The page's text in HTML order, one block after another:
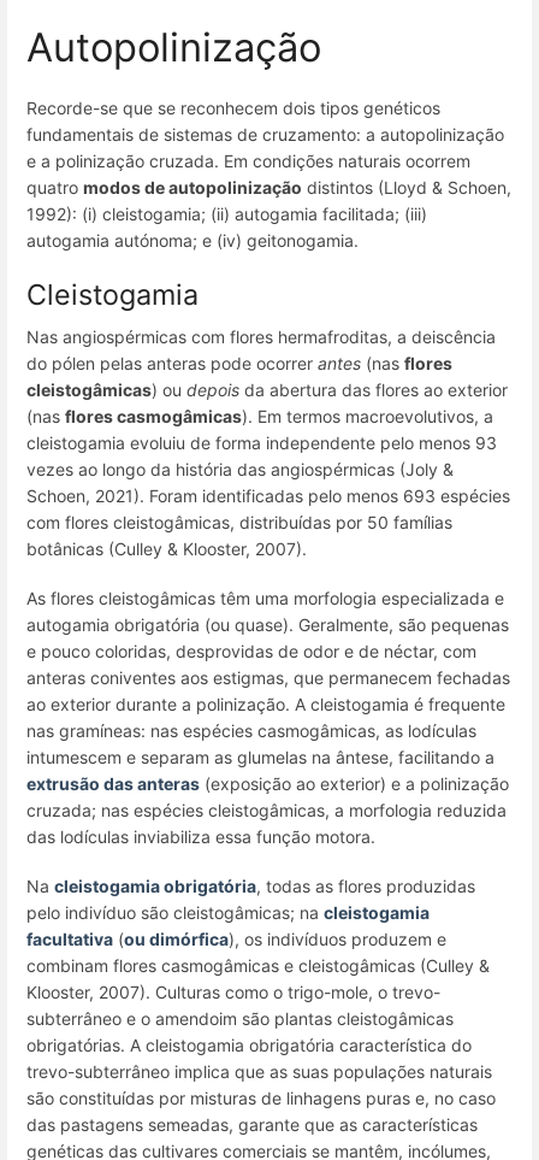
Autopolinização
Recorde-se que se reconhecem dois tipos genéticos
fundamentais de sistemas de cruzamento: a autopolinização
e a polinização cruzada. Em condições naturais ocorrem
quatro modos de autopolinização distintos (Lloyd & Schoen,
1992): (i) cleistogamia; (ii) autogamia facilitada; (iii)
autogamia autónoma; e (iv) geitonogamia.
Cleistogamia
Nas angiospérmicas com flores hermafroditas, a deiscência
do pólen pelas anteras pode ocorrer antes (nas flores
cleistogâmicas) ou depois da abertura das flores ao exterior
(nas flores casmogâmicas). Em termos macroevolutivos, a
cleistogamia evoluiu de forma independente pelo menos 93
vezes ao longo da história das angiospérmicas (Joly &
Schoen, 2021). Foram identificadas pelo menos 693 espécies
com flores cleistogâmicas, distribuídas por 50 famílias
botânicas (Culley & Klooster, 2007).
As flores cleistogâmicas têm uma morfologia especializada e
autogamia obrigatória (ou quase). Geralmente, são pequenas
e pouco coloridas, desprovidas de odor e de néctar, com
anteras coniventes aos estigmas, que permanecem fechadas
ao exterior durante a polinização. A cleistogamia é frequente
nas gramíneas: nas espécies casmogâmicas, as lodículas
intumescem e separam as glumelas na ântese, facilitando a
extrusão das anteras (exposição ao exterior) e a polinização
cruzada; nas espécies cleistogâmicas, a morfologia reduzida
das lodículas inviabiliza essa função motora.
Na cleistogamia obrigatória, todas as flores produzidas
pelo indivíduo são cleistogâmicas; na cleistogamia
facultativa (ou dimórfica), os indivíduos produzem e
combinam flores casmogâmicas e cleistogâmicas (Culley &
Klooster, 2007). Culturas como o trigo-mole, o trevo-
subterrâneo e o amendoim são plantas cleistogâmicas
obrigatórias. A cleistogamia obrigatória característica do
trevo-subterrâneo implica que as suas populações naturais
são constituídas por misturas de linhagens puras e, no caso
das pastagens semeadas, garante que as características
genéticas das cultivares comerciais se mantêm, incólumes,